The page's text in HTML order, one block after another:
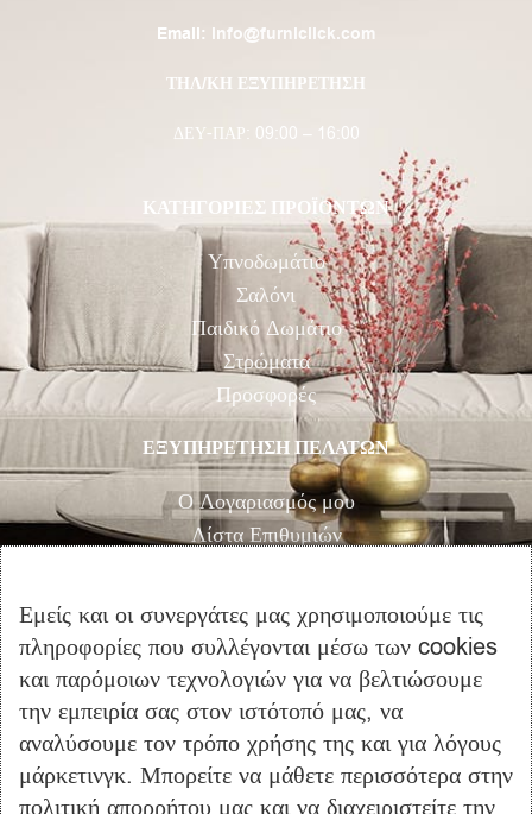
Email: info@furniclick.com
ΤΗΛ/ΚΗ ΕΞΥΠΗΡΕΤΗΣΗ
ΔΕΥ-ΠΑΡ: 09:00 – 16:00
ΚΑΤΗΓΟΡΙΕΣ ΠΡΟΪΟΝΤΩΝ
Υπνοδωμάτιο
Σαλόνι
Παιδικό Δωμάτιο
Στρώματα
Προσφορές
ΕΞΥΠΗΡΕΤΗΣΗ ΠΕΛΑΤΩΝ
Ο Λογαριασμός μου
Λίστα Επιθυμιών
Καλάθι Αγορών
Επικοινωνία
ΠΛΗΡΟΦΟΡΙΕΣ
Όροι Χρήσης
Τρόποι Πληρωμής – Αποστολής
Εμείς και οι συνεργάτες μας χρησιμοποιούμε τις
πληροφορίες που συλλέγονται μέσω των cookies
και παρόμοιων τεχνολογιών για να βελτιώσουμε
την εμπειρία σας στον ιστότοπό μας, να
αναλύσουμε τον τρόπο χρήσης της και για λόγους
μάρκετινγκ. Μπορείτε να μάθετε περισσότερα στην
πολιτική απορρήτου μας και να διαχειριστείτε την